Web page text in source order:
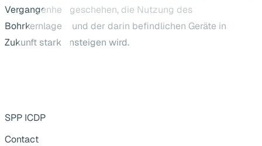
Vergangenheit geschehen, die Nutzung des
Bohrkernlagers und der darin befindlichen Geräte in
Zukunft stark ansteigen wird.
SPP ICDP
Contact